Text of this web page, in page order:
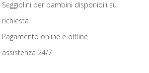
Seggiolini per bambini disponibili su
richiesta
Pagamento online e offline
assistenza 24/7